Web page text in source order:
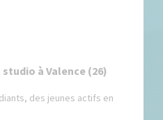
à Valence (26)
des jeunes actifs en